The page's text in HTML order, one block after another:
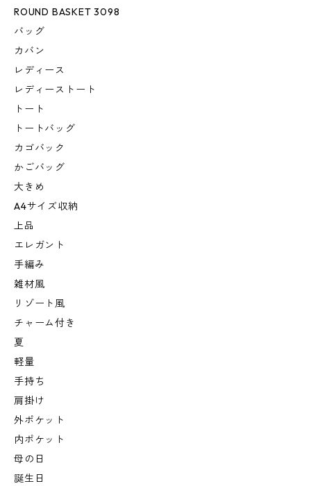
ROUND BASKET 3098
バッグ
カバン
レディース
レディーストート
トート
トートバッグ
カゴバック
かごバッグ
大きめ
A4サイズ収納
上品
エレガント
手編み
雑材風
リゾート風
チャーム付き
夏
軽量
手持ち
肩掛け
外ポケット
内ポケット
母の日
誕生日